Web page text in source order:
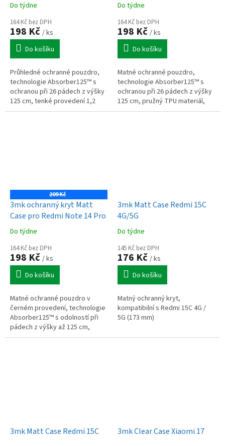
Do týdne
164 Kč bez DPH
198 Kč / ks
Do košíku
Průhledné ochranné pouzdro,
technologie Absorber125™ s
ochranou při 26 pádech z výšky
125 cm, tenké provedení 1,2
mm, zvýšené okraje pro
Do týdne
164 Kč bez DPH
198 Kč / ks
Do košíku
Matné ochranné pouzdro,
technologie Absorber125™ s
ochranou při 26 pádech z výšky
125 cm, pružný TPU materiál,
zvýšené okraje pro ochranu
209 Kč
3mk ochranný kryt Matt
Case pro Redmi Note 14 Pro
Do týdne
164 Kč bez DPH
198 Kč / ks
Do košíku
Matné ochranné pouzdro v
černém provedení, technologie
Absorber125™ s odolností při
pádech z výšky až 125 cm,
pružný materiál TPU, zvýšené
3mk Matt Case Redmi 15C
4G/5G
Do týdne
145 Kč bez DPH
176 Kč / ks
Do košíku
Matný ochranný kryt,
kompatibilní s Redmi 15C 4G /
5G (173 mm)
3mk Matt Case Redmi 15C 3mk Clear Case Xiaomi 17